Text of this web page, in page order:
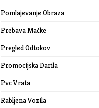
Pomlajevanje Obraza
Prebava Mačke
Pregled Odtokov
Promocijska Darila
Pvc Vrata
Rabljena Vozila